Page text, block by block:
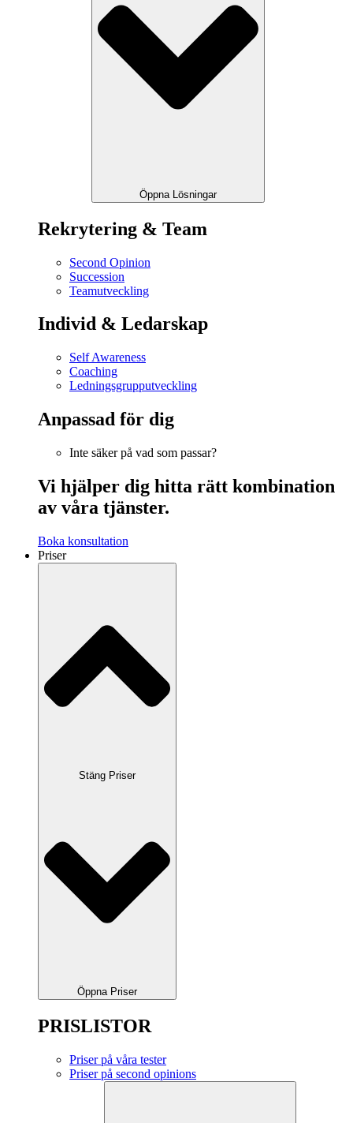
Öppna Lösningar
Rekrytering & Team
Second Opinion
Succession
Teamutveckling
Individ & Ledarskap
Self Awareness
Coaching
Ledningsgrupputveckling
Anpassad för dig
Inte säker på vad som passar?
Vi hjälper dig hitta rätt kombination
av våra tjänster.
Boka konsultation
Priser
Stäng Priser
Öppna Priser
PRISLISTOR
Priser på våra tester
Priser på second opinions